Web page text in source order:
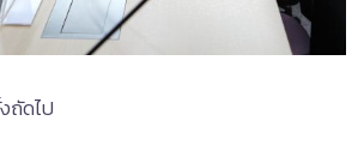
ถัดไป